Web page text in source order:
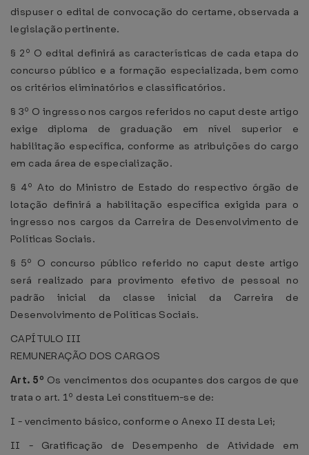
dispuser o edital de convocação do certame, observada a
legislação pertinente.
§ 2º O edital definirá as características de cada etapa do
concurso público e a formação especializada, bem como
os critérios eliminatórios e classificatórios.
§ 3º O ingresso nos cargos referidos no caput deste artigo
exige diploma de graduação em nível superior e
habilitação específica, conforme as atribuições do cargo
em cada área de especialização.
§ 4º Ato do Ministro de Estado do respectivo órgão de
lotação definirá a habilitação específica exigida para o
ingresso nos cargos da Carreira de Desenvolvimento de
Políticas Sociais.
§ 5º O concurso público referido no caput deste artigo
será realizado para provimento efetivo de pessoal no
padrão inicial da classe inicial da Carreira de
Desenvolvimento de Políticas Sociais.
CAPÍTULO III
REMUNERAÇÃO DOS CARGOS
Art. 5º Os vencimentos dos ocupantes dos cargos de que
trata o art. 1º desta Lei constituem-se de:
I - vencimento básico, conforme o Anexo II desta Lei;
II - Gratificação de Desempenho de Atividade em